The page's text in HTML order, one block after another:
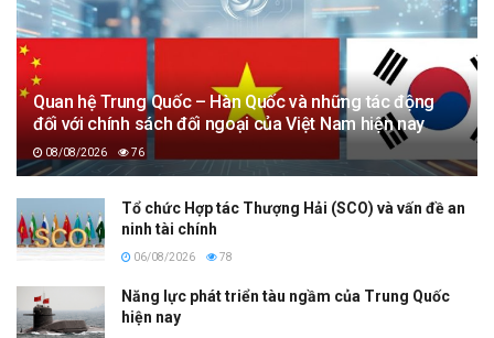
Quan hệ Trung Quốc – Hàn Quốc và những tác động
đối với chính sách đối ngoại của Việt Nam hiện nay
08/08/2026 76
Tổ chức Hợp tác Thượng Hải (SCO) và vấn đề an
ninh tài chính
06/08/2026 78
Năng lực phát triển tàu ngầm của Trung Quốc
hiện nay